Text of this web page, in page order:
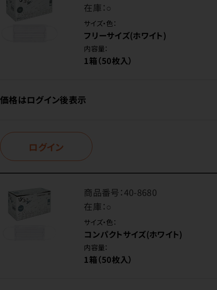
在庫：○
サイズ・色：
フリーサイズ(ホワイト)
内容量：
1箱（50枚入）
価格はログイン後表示
ログイン
商品番号：40-8680
在庫：○
サイズ・色：
コンパクトサイズ(ホワイト)
内容量：
1箱（50枚入）